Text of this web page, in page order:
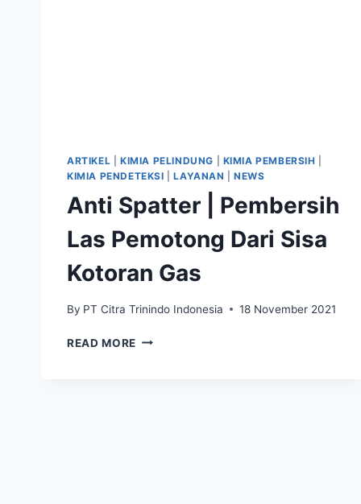
ARTIKEL KIMIA PELINDUNG KIMIA PEMBERSIH
KIMIA PENDETEKSI |LAYANAN |NEWS
Anti Spatter | Pembersih
Las Pemotong Dari Sisa
Kotoran Gas
By PT Citra Trinindo Indonesia 18 November 2021
READ MORE